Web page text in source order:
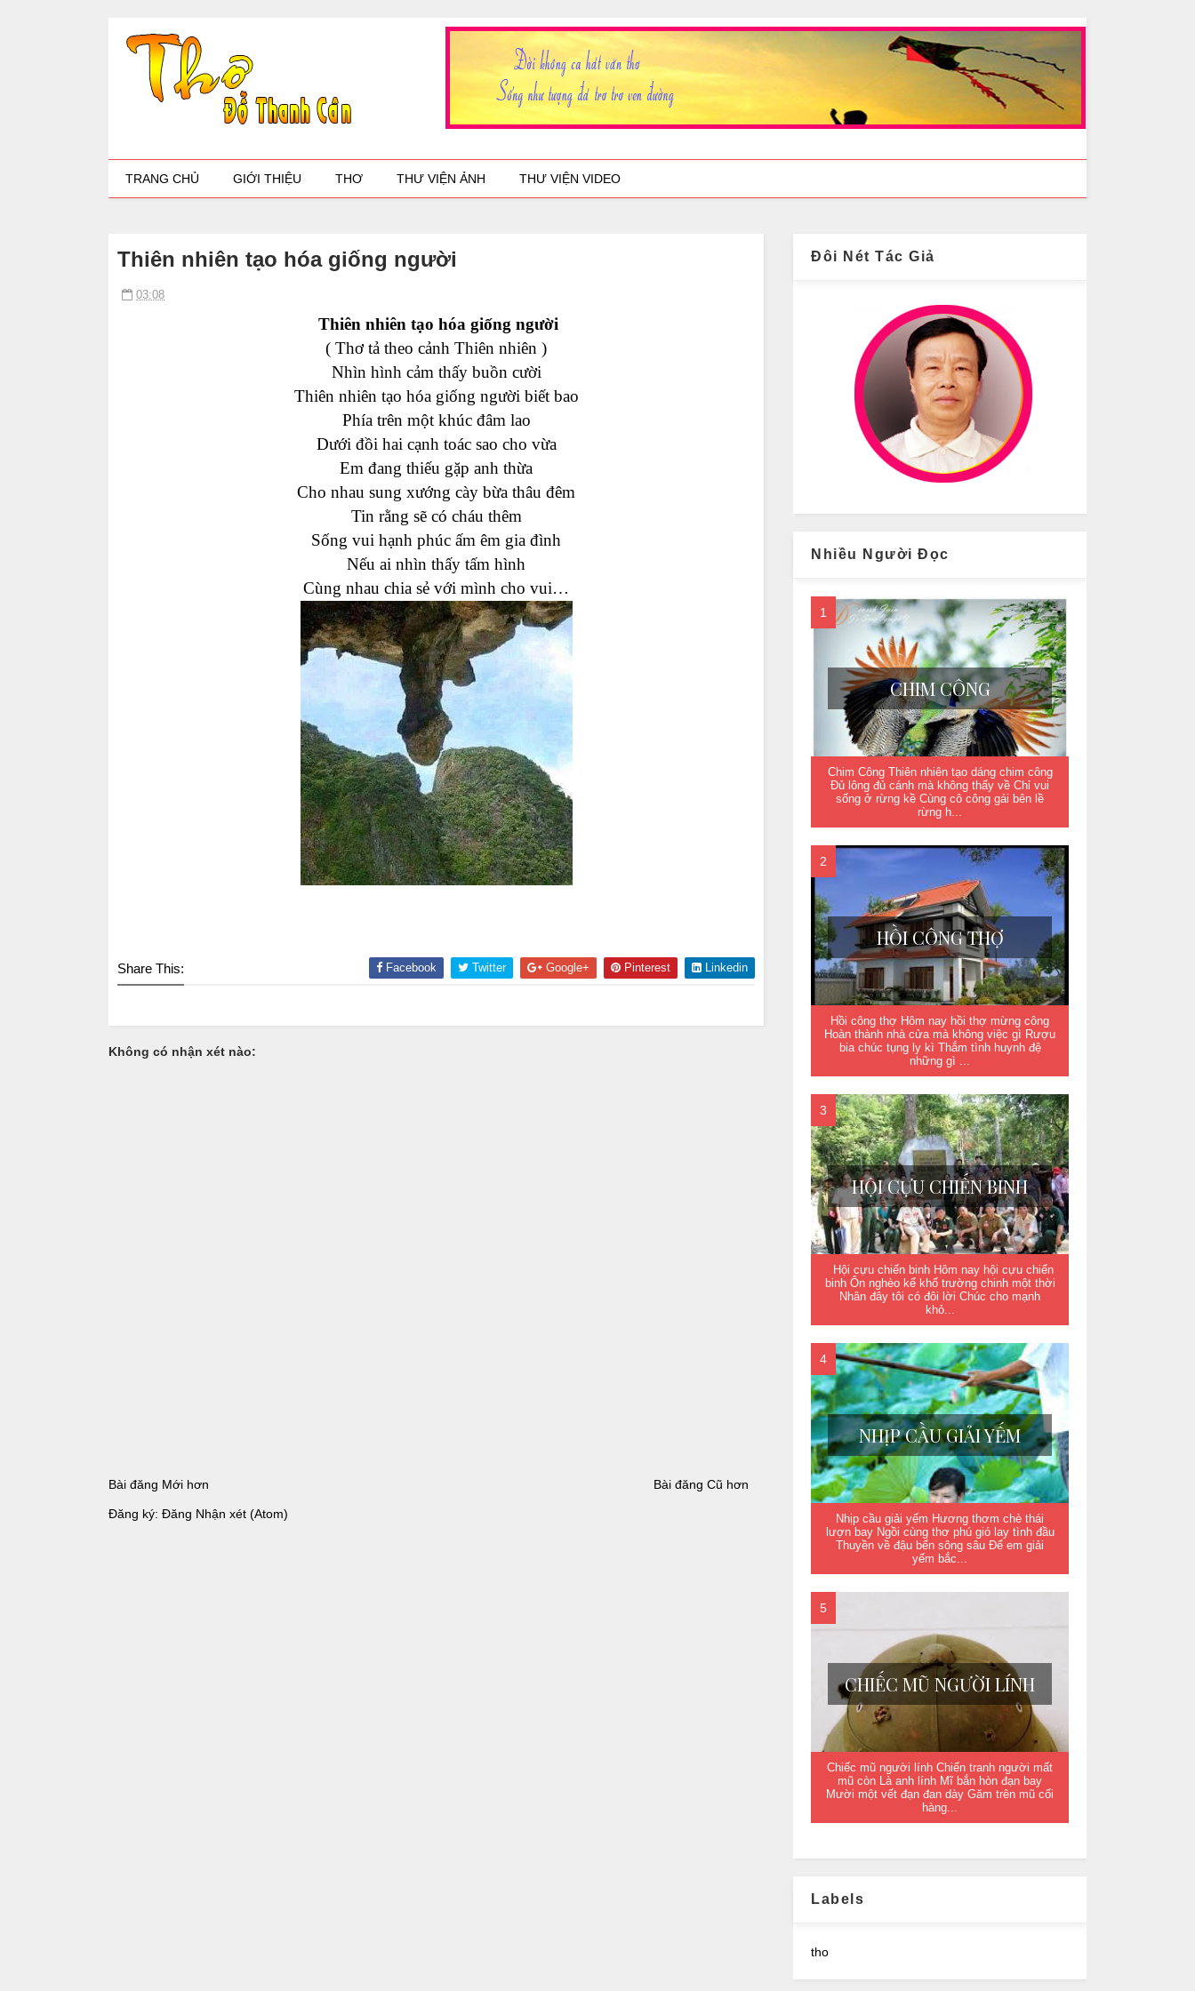
TRANG CHỦ GIỚI THIỆU THƠ THƯ VIỆN ẢNH THƯ VIỆN VIDEO
Thiên nhiên tạo hóa giống người
03:08
Thiên nhiên tạo hóa giống người
( Thơtả theo cảnh Thiên nhiên )
Nhìn hình cảm thấy buồn cười
Thiên nhiên tạo hóa giống người biết bao
Phía trên một khúc đâm lao
Dưới đồi hai cạnh toác sao cho vừa
Em đang thiếu gặp anh thừa
Cho nhau sung xướng cày bừa thâu đêm
Tin rằng sẽ có cháu thêm
Sống vui hạnh phúc ấm êm gia đình
Nếu ai nhìn thấy tấm hình
Cùng nhau chia sẻ với mình cho vui…
Share This: Facebook Twitter Google+ Pinterest Linkedin
Không có nhận xét nào:
Bài đăng Mới hơn Bài đăng Cũ hơn
Đăng ký: Đăng Nhận xét (Atom)
Đôi Nét Tác Giả
Nhiều Người Đọc
CHIM CÔNG
Chim Công Thiên nhiên tạo dáng chim công
Đủ lông đủ cánh mà không thấy về Chỉ vui
sống ở rừng kề Cùng cô công gái bên lề
rừng h...
HỒI CÔNG THỢ
Hồi công thợ Hôm nay hồi thợ mừng công
Hoàn thành nhà cửa mà không việc gì Rượu
bia chúc tụng ly kì Thắm tình huynh đệ
những gì ...
HỘI CỰU CHIẾN BINH
Hội cựu chiến binh Hôm nay hội cựu chiến
binh Ôn nghèo kể khổ trường chinh một thời
Nhân đây tôi có đôi lời Chúc cho mạnh
khỏ...
NHỊP CẦU GIẢI YẾM
Nhịp cầu giải yếm Hương thơm chè thái
lượn bay Ngồi cùng thơ phú gió lay tình đầu
Thuyền về đậu bến sông sâu Để em giải
yếm bắc...
CHIẾC MŨ NGƯỜI LÍNH
Chiếc mũ người lính Chiến tranh người mất
mũ còn Là anh lính Mĩ bắn hòn đạn bay
Mười một vết đạn đan dày Găm trên mũ cối
hàng...
Labels
tho